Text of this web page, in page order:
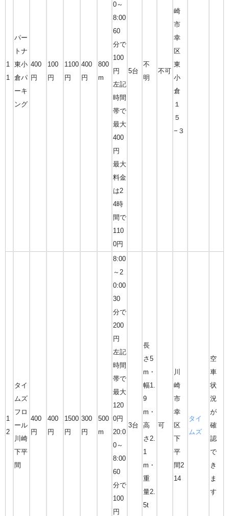
1
1
パー
トナ
東小
倉パ
ーキ
ング
400
円
100
円
1100
円
400
円
800
m
0～
8:00
60
分で
100
円
左記
時間
帯で
最大
400
円
最大
料金
は2
4時
間で
110
0円
5台
不
明
不可
崎
市
幸
区
東
小
倉
１
５
−３
1
2
タイ
ムズ
フロ
ール
川崎
下平
間
400
円
400
円
1500
円
300
円
500
m
8:00
～2
0:00
30
分で
200
円
左記
時間
帯で
最大
120
0円
20:0
0～
8:00
60
分で
100
円
3台
長
さ5
m・
幅1.
9
m・
高
さ2.
1
m・
重
量2.
5t
可
川
崎
市
幸
区
下
平
間2
14
タイ
ムズ
空
車
状
況
が
確
認
で
き
ま
す